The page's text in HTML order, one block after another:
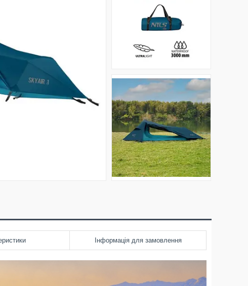
Інформація для замовлення